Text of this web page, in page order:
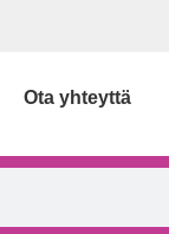
Ota yhteyttä